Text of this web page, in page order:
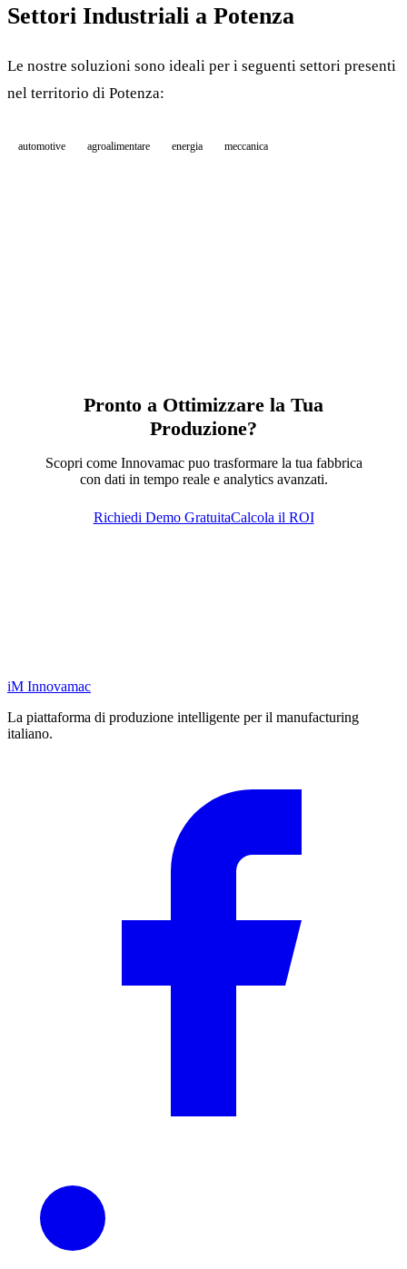
Settori Industriali a Potenza
Le nostre soluzioni sono ideali per i seguenti settori presenti
nel territorio di Potenza:
automotive agroalimentare energia meccanica
Pronto a Ottimizzare la Tua
Produzione?
Scopri come Innovamac puo trasformare la tua fabbrica
con dati in tempo reale e analytics avanzati.
Richiedi Demo GratuitaCalcola il ROI
iM Innovamac
La piattaforma di produzione intelligente per il manufacturing
italiano.